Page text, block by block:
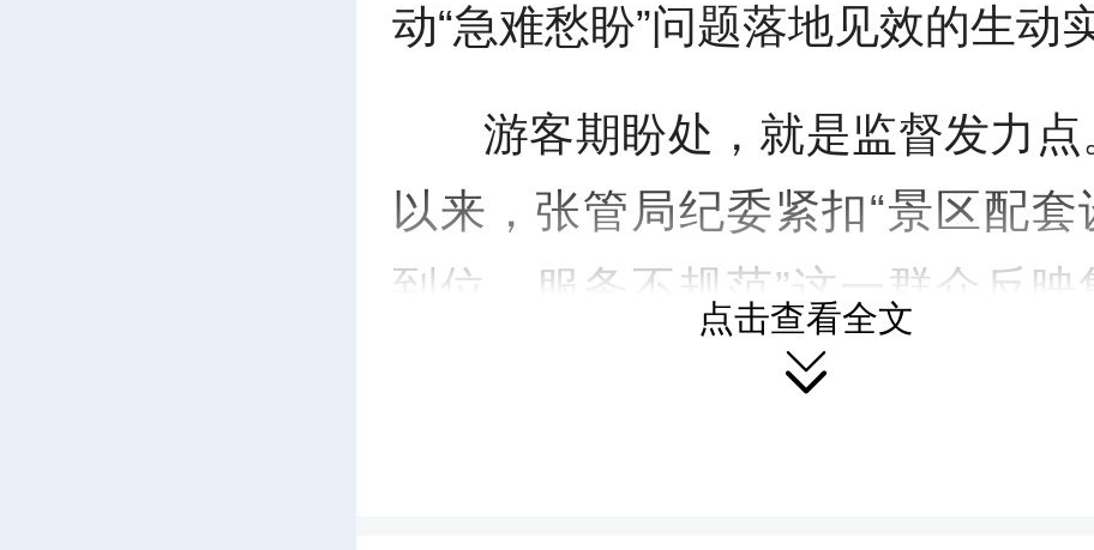
动“急难愁盼”问题落地见效的生动
游客期盼处，就是监督发力点
以来，张管局纪委紧扣“景区配套
到位、服务不规范”这一群众反映
问题，将监督“探头”架到一线，以“
点击查看全文
